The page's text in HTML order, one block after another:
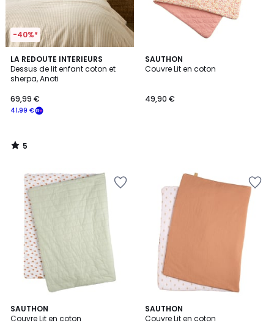
-40%*
LA REDOUTE INTERIEURS
Dessus de lit enfant coton et
sherpa, Anoti
41,99 €
69,99 €
5
/
5
5
/
SAUTHON
Couvre Lit en coton
49,90 €
SAUTHON
Couvre Lit en coton
SAUTHON
Couvre Lit en coton